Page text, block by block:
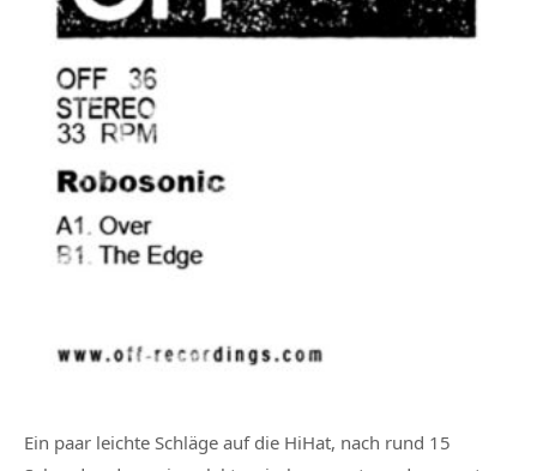
Ein paar leichte Schläge auf die HiHat, nach rund 15